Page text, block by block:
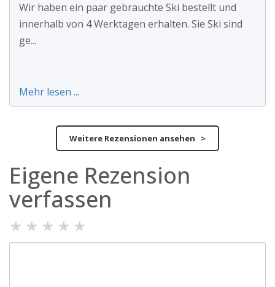
Wir haben ein paar gebrauchte Ski bestellt und
innerhalb von 4 Werktagen erhalten. Sie Ski sind
ge...
Mehr lesen ...
Weitere Rezensionen ansehen >
Eigene Rezension
verfassen
★ ★ ★ ★ ★